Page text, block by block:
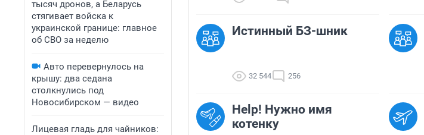
тысяч дронов, а Беларусь
стягивает войска к
украинской границе: главное
об СВО за неделю
Авто перевернулось на
крышу: два седана
столкнулись под
Новосибирском — видео
Лицевая гладь для чайников:
Истинный БЗ-шник
32 544 256
Help! Нужно имя
котенку